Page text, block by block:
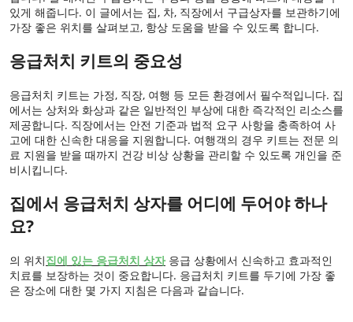
있게 해줍니다. 이 글에서는 집, 차, 직장에서 구급상자를 보관하기에
가장 좋은 위치를 살펴보고, 항상 도움을 받을 수 있도록 합니다.
응급처치 키트의 중요성
응급처치 키트는 가정, 직장, 여행 등 모든 환경에서 필수적입니다. 집
에서는 상처와 화상과 같은 일반적인 부상에 대한 즉각적인 리소스를
제공합니다. 직장에서는 안전 기준과 법적 요구 사항을 충족하여 사
고에 대한 신속한 대응을 지원합니다. 여행객의 경우 키트는 전문 의
료 지원을 받을 때까지 건강 비상 상황을 관리할 수 있도록 개인을 준
비시킵니다.
집에서 응급처치 상자를 어디에 두어야 하나
요?
의 위치집에 있는 응급처치 상자응급 상황에서 신속하고 효과적인
치료를 보장하는 것이 중요합니다. 응급처치 키트를 두기에 가장 좋
은 장소에 대한 몇 가지 지침은 다음과 같습니다.